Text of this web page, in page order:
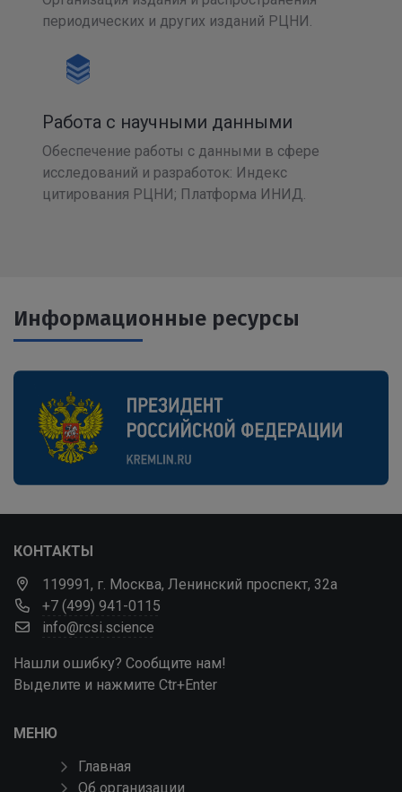
периодических и других изданий РЦНИ.
Работа с научными данными
Обеспечение работы с данными в сфере
исследований и разработок: Индекс
цитирования РЦНИ; Платформа ИНИД.
Информационные ресурсы
КОНТАКТЫ
119991, г. Москва, Ленинский проспект, 32а
+7 (499) 941-0115
info@rcsi.science
Нашли ошибку? Сообщите нам!
Выделите и нажмите Ctr+Enter
МЕНЮ
Главная
Об организации